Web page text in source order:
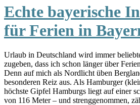
Echte bayerische
für Ferien in
Urlaub in Deutschland wird immer
zugeben, dass ich schon länger über
Denn auf mich als Nordlicht üben
besonderen Reiz aus. Als Hamburger
höchste Gipfel Hamburgs liegt auf einer
von 116 Meter – und strenggenommen,